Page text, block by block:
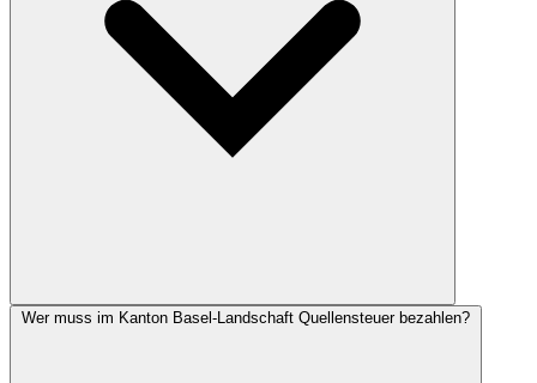
Wer muss im Kanton Basel-Landschaft Quellensteuer bezahlen?